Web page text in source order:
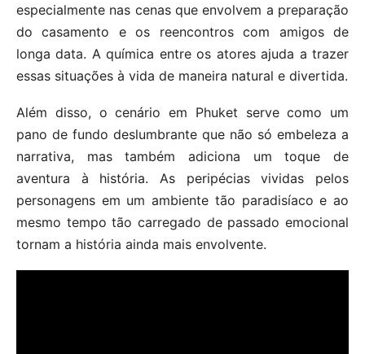
especialmente nas cenas que envolvem a preparação
do casamento e os reencontros com amigos de
longa data. A química entre os atores ajuda a trazer
essas situações à vida de maneira natural e divertida.
Além disso, o cenário em Phuket serve como um
pano de fundo deslumbrante que não só embeleza a
narrativa, mas também adiciona um toque de
aventura à história. As peripécias vividas pelos
personagens em um ambiente tão paradisíaco e ao
mesmo tempo tão carregado de passado emocional
tornam a história ainda mais envolvente.